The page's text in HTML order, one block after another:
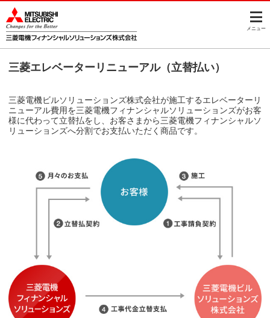
メニュー
三菱エレベーターリニューアル（立替払い）
三菱電機ビルソリューションズ株式会社が施工するエレベーターリ
ニューアル費用を三菱電機フィナンシャルソリューションズがお客
様に代わって立替払をし、お客さまから三菱電機フィナンシャルソ
リューションズへ分割でお支払いただく商品です。